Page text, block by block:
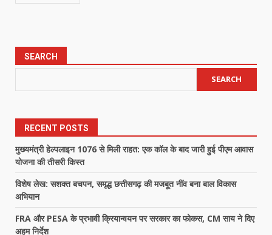
SEARCH
SEARCH
RECENT POSTS
मुख्यमंत्री हेल्पलाइन 1076 से मिली राहत: एक कॉल के बाद जारी हुई पीएम आवास
योजना की तीसरी किस्त
विशेष लेख: सशक्त बचपन, समृद्ध छत्तीसगढ़ की मजबूत नींव बना बाल विकास
अभियान
FRA और PESA के प्रभावी क्रियान्वयन पर सरकार का फोकस, CM साय ने दिए
अहम निर्देश